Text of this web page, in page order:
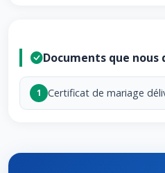
Documents que nous
1 Certificat de mariage